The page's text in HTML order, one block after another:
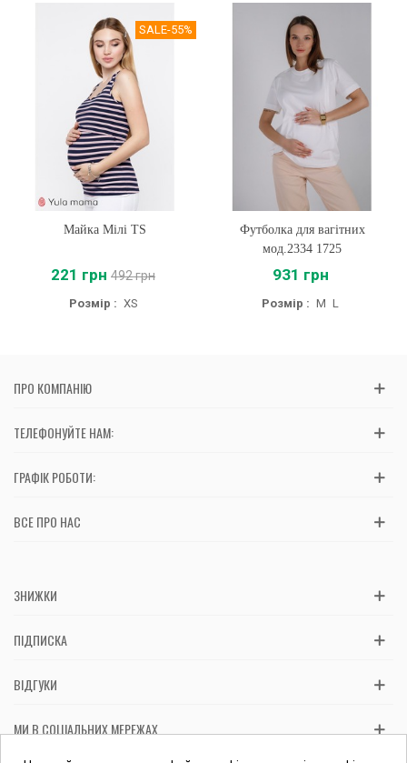
SALE-55%
Майка Мілі TS
221 грн 492 грн
Розмір : XS
Футболка для вагітних
мод.2334 1725
931 грн
Розмір : M L
ПРО КОМПАНІЮ
ТЕЛЕФОНУЙТЕ НАМ:
ГРАФІК РОБОТИ:
ВСЕ ПРО НАС
ЗНИЖКИ
ПІДПИСКА
ВІДГУКИ
МИ В СОЦІАЛЬНИХ МЕРЕЖАХ